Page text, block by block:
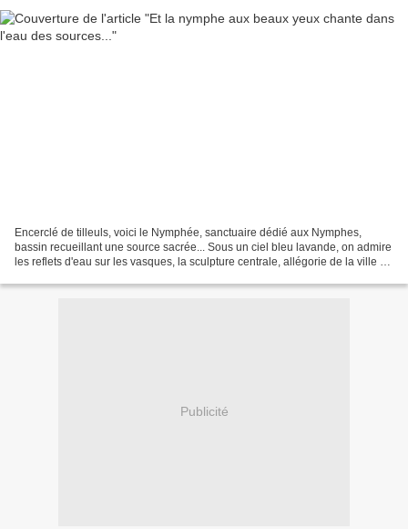
Encerclé de tilleuls, voici le Nymphée, sanctuaire dédié aux Nymphes,
bassin recueillant une source sacrée... Sous un ciel bleu lavande, on admire
les reflets d'eau sur les vasques, la sculpture centrale, allégorie de la ville de
Publicité